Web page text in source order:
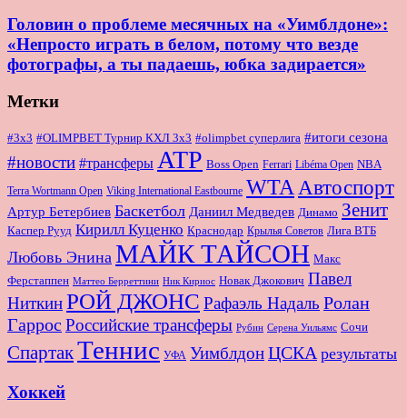
Головин о проблеме месячных на «Уимблдоне»:
«Непросто играть в белом, потому что везде
фотографы, а ты падаешь, юбка задирается»
Метки
#3x3 #OLIMPBET Турнир КХЛ 3x3 #olimpbet суперлига #итоги сезона
#новости #трансферы ATP Boss Open Ferrari Libéma Open NBA
Terra Wortmann Open Viking International Eastbourne WTA Автоспорт
Артур Бетербиев Баскетбол Даниил Медведев Динамо Зенит
Каспер Рууд Кирилл Куценко Краснодар Крылья Советов Лига ВТБ
Любовь Энина МАЙК ТАЙСОН Макс
Ферстаппен Маттео Берреттини Ник Кириос Новак Джокович Павел
НиткинРОЙ ДЖОНС Рафаэль Надаль Ролан
Гаррос Российские трансферы Рубин Серена Уильямс Сочи
СпартакТеннис УФА УимблдонЦСКА результаты
Хоккей